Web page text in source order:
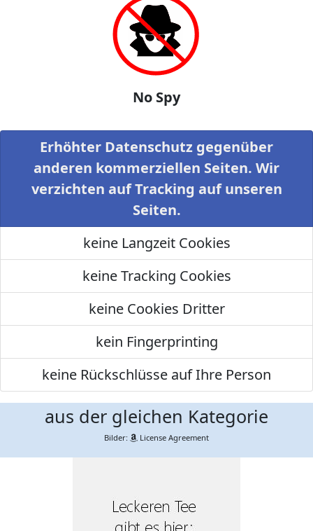
No Spy
Erhöhter Datenschutz gegenüber
anderen kommerziellen Seiten. Wir
verzichten auf Tracking auf unseren
Seiten.
keine Langzeit Cookies
keine Tracking Cookies
keine Cookies Dritter
kein Fingerprinting
keine Rückschlüsse auf Ihre Person
aus der gleichen Kategorie
Bilder: License Agreement